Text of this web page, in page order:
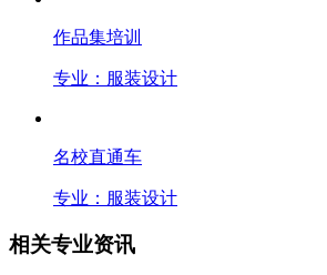
作品集培训
专业：服装设计
名校直通车
专业：服装设计
相关专业资讯